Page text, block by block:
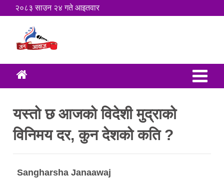
२०८३ साउन २४ गते आइतवार
यस्तो छ आजको विदेशी मुद्राको
विनिमय दर, कुन देशको कति ?
Sangharsha Janaawaj